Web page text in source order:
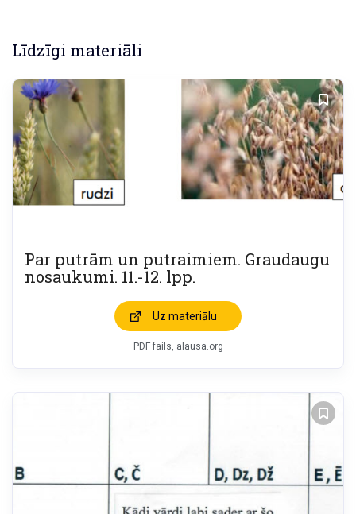
Līdzīgi materiāli
Par putrām un putraimiem. Graudaugu
nosaukumi. 11.-12. lpp.
Uz materiālu
PDF fails, alausa.org